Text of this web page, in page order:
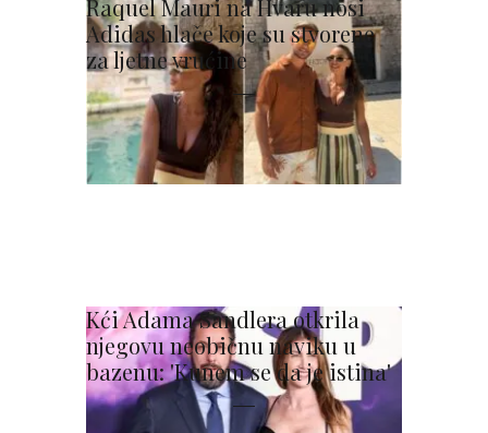
Raquel Mauri na Hvaru nosi
Adidas hlače koje su stvorene
za ljetne vrućine
Kći Adama Sandlera otkrila
njegovu neobičnu naviku u
bazenu: 'Kunem se da je istina'